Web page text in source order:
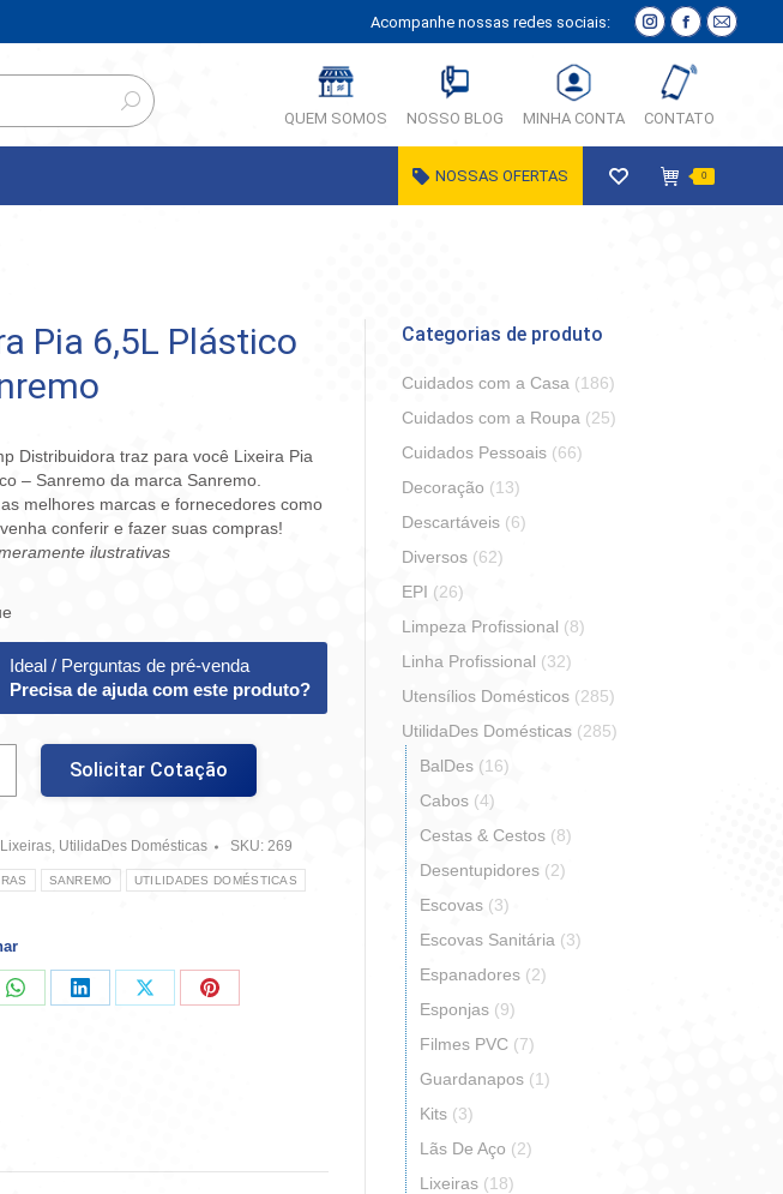
Acompanhe nossas redes sociais:
Instagram
página
abre
em
janela
Facebook
página
em
janela
E-
QUEM SOMOS NOSSO BLOG MINHA CONTA CONTATO
NOSSAS OFERTAS 0
Pia 6,5L Plástico
Distribuidora traz para você Lixeira Pia
– Sanremo da marca Sanremo.
melhores marcas e fornecedores como
conferir e fazer suas compras!
ilustrativas
Ideal / Perguntas de pré-venda
Precisa de ajuda com este produto?
Solicitar Cotação
Lixeiras, UtilidaDes Domésticas SKU:269
SANREMO UTILIDADES DOMÉSTICAS
CompartilharCompartilharCompartilharCompartilhar
Categorias de produto
Cuidados com a Casa (186)
Cuidados com a Roupa (25)
Cuidados Pessoais (66)
Decoração (13)
Descartáveis (6)
Diversos (62)
EPI (26)
Limpeza Profissional (8)
Linha Profissional (32)
Utensílios Domésticos (285)
UtilidaDes Domésticas (285)
BalDes (16)
Cabos (4)
Cestas & Cestos (8)
Desentupidores (2)
Escovas (3)
Escovas Sanitária (3)
Espanadores (2)
Esponjas (9)
Filmes PVC (7)
Guardanapos (1)
Kits (3)
Lãs De Aço (2)
Lixeiras (18)